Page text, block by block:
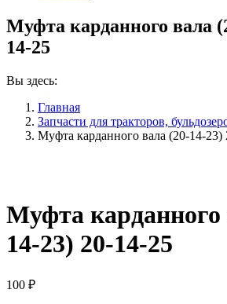
Муфта карданного вала
14-25
Вы здесь:
Главная
Запчасти для тракторов,
Муфта карданного вала (20-14-23)
Муфта карданного
14-23) 20-14-25
100 ₽